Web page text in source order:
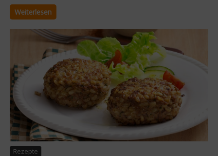
Weiterlesen
Rezepte